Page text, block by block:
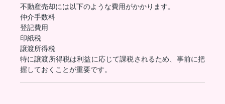
不動産売却には以下のような費用がかかります。
仲介手数料
登記費用
印紙税
譲渡所得税
特に譲渡所得税は利益に応じて課税されるため、事前に把
握しておくことが重要です。